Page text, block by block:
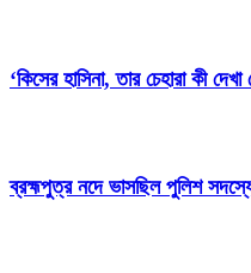
‘কিসের হাসিনা, তার চেহারা কী
ব্রহ্মপুত্র নদে ভাসছিল পুলিশ